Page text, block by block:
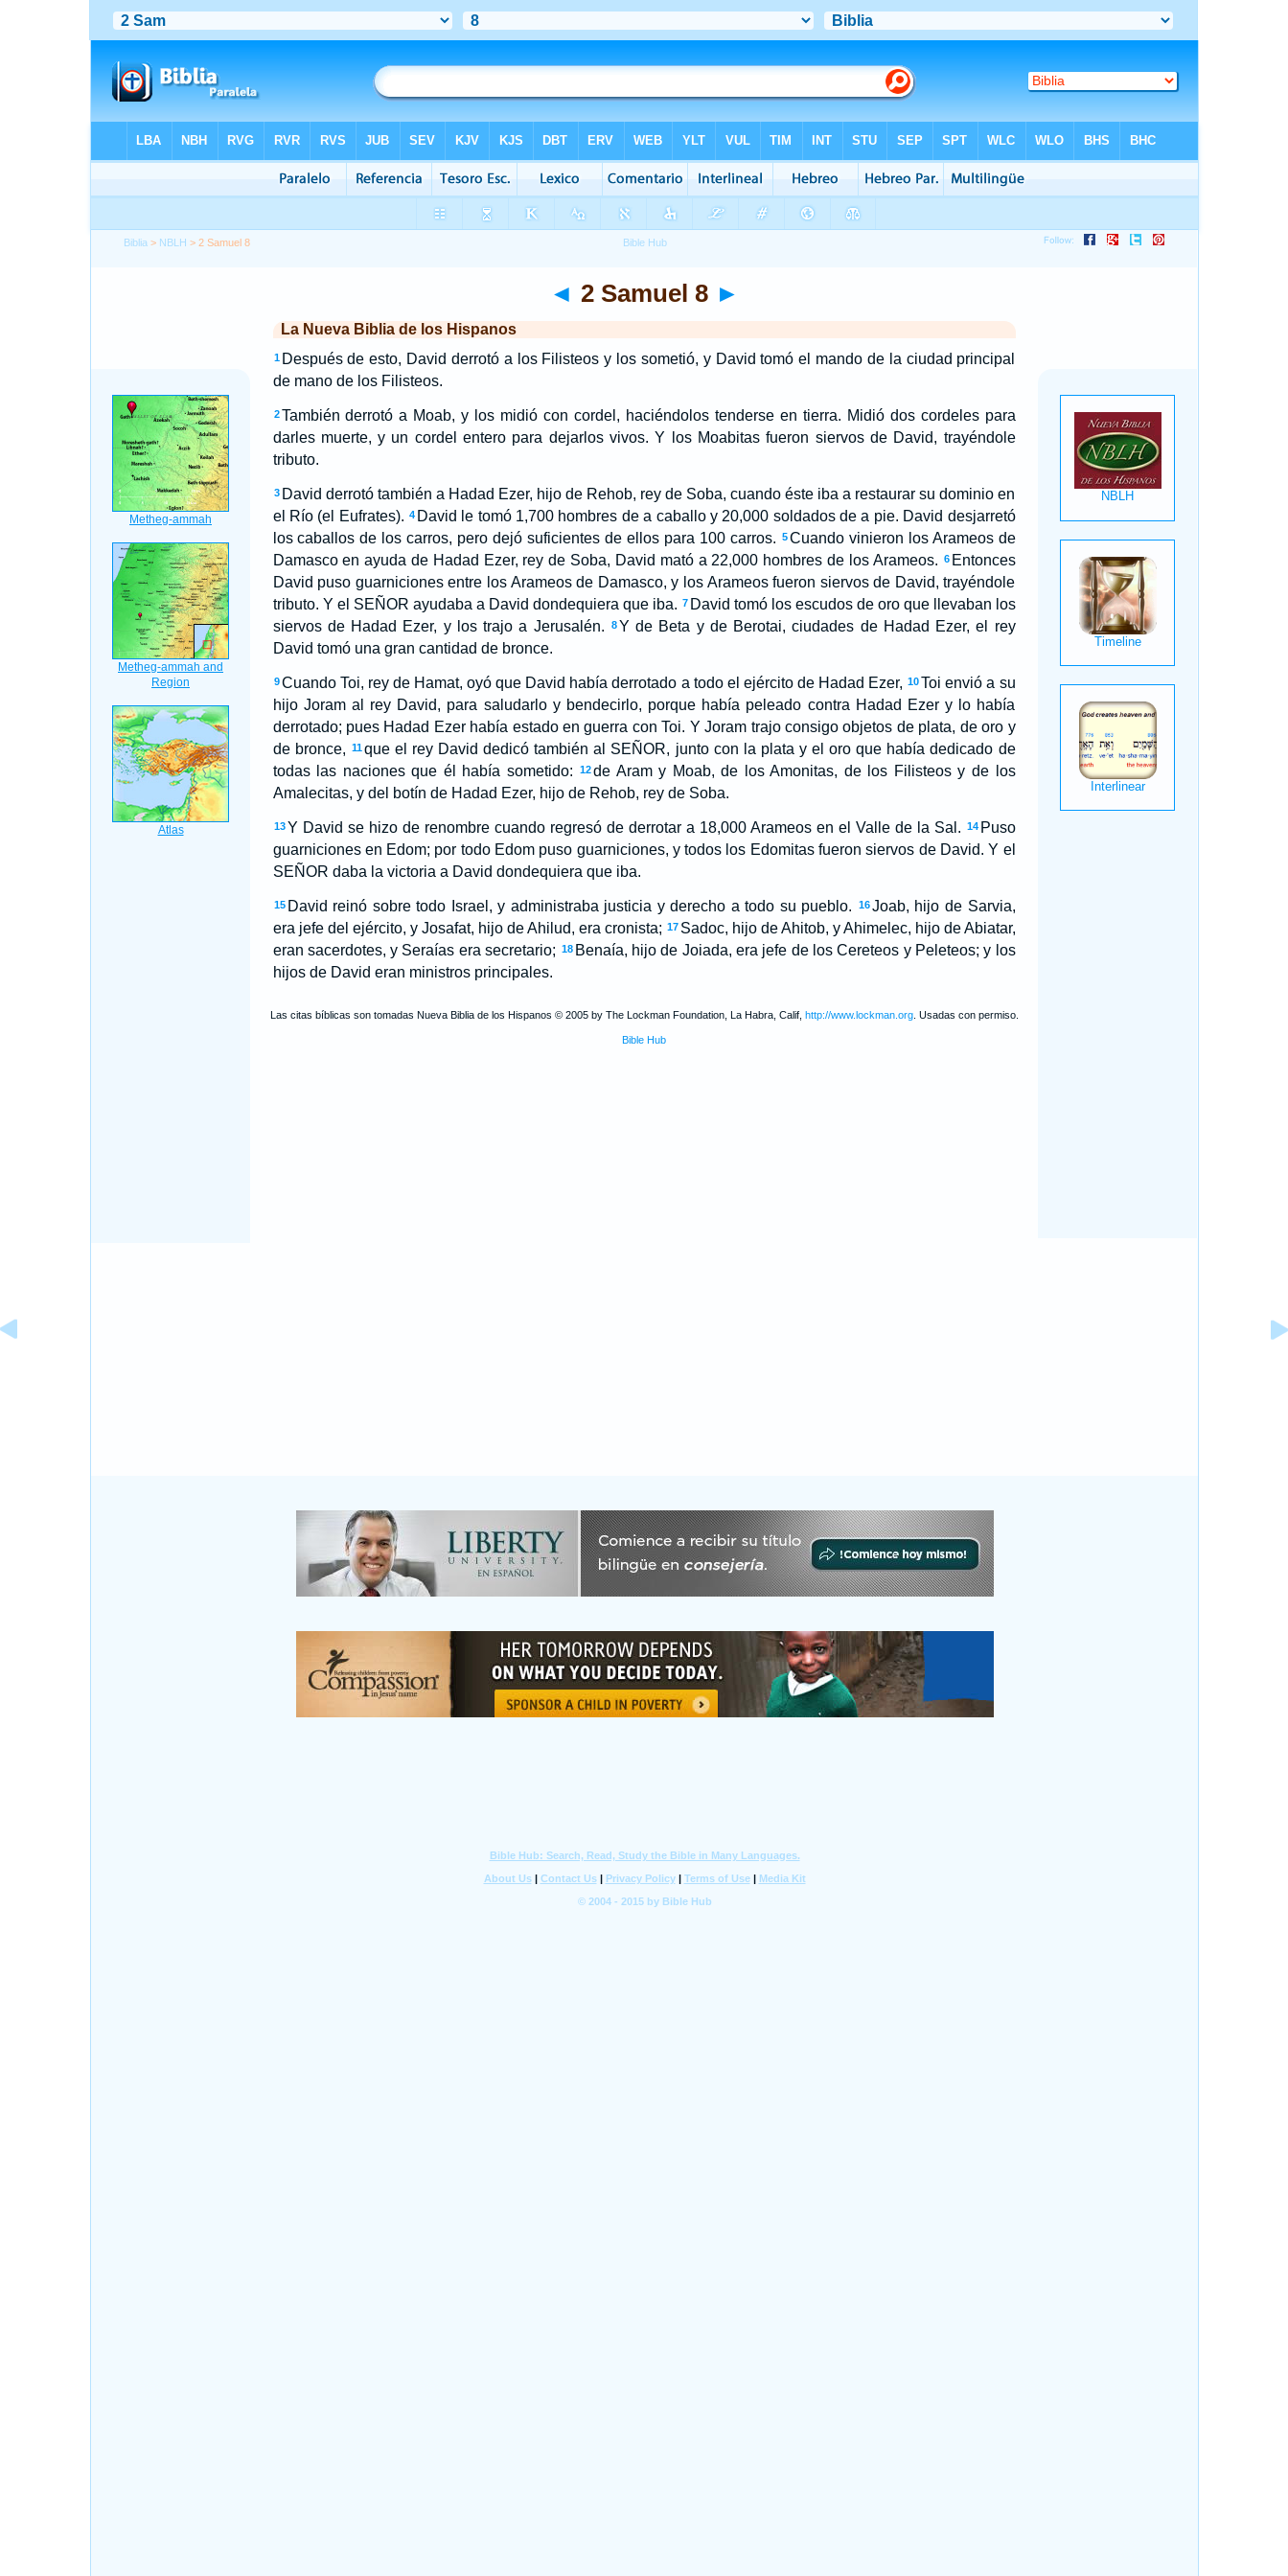
Biblia > NBLH > 2 Samuel 8
◄ 2 Samuel 8 ►
La Nueva Biblia de los Hispanos
1 Después de esto, David derrotó a los Filisteos y los sometió, y David tomó el mando de la ciudad principal
de mano de los Filisteos.
2 También derrotó a Moab, y los midió con cordel, haciéndolos tenderse en tierra. Midió dos cordeles para
darles muerte, y un cordel entero para dejarlos vivos. Y los Moabitas fueron siervos de David, trayéndole
tributo.
3 David derrotó también a Hadad Ezer, hijo de Rehob, rey de Soba, cuando éste iba a restaurar su dominio en
el Río (el Eufrates). 4 David le tomó 1,700 hombres de a caballo y 20,000 soldados de a pie. David desjarretó
los caballos de los carros, pero dejó suficientes de ellos para 100 carros. 5Cuando vinieron los Arameos de
Damasco en ayuda de Hadad Ezer, rey de Soba, David mató a 22,000 hombres de los Arameos. 6 Entonces
David puso guarniciones entre los Arameos de Damasco, y los Arameos fueron siervos de David, trayéndole
tributo. Y el SEÑOR ayudaba a David dondequiera que iba. 7 David tomó los escudos de oro que llevaban los
siervos de Hadad Ezer, y los trajo a Jerusalén.
8Y de Beta y de Berotai, ciudades de Hadad Ezer, el rey
David tomó una gran cantidad de bronce.
9 Cuando Toi, rey de Hamat, oyó que David había derrotado a todo el ejército de Hadad Ezer, 10Toi envió a su
hijo Joram al rey David, para saludarlo y bendecirlo, porque había peleado contra Hadad Ezer y lo había
derrotado; pues Hadad Ezer había estado en guerra con Toi. Y Joram trajo consigo objetos de plata, de oro y
de bronce, 11que el rey David dedicó también al SEÑOR, junto con la plata y el oro que había dedicado de
todas las naciones que él había sometido:
12de Aram y Moab, de los Amonitas, de los Filisteos y de los
Amalecitas, y del botín de Hadad Ezer, hijo de Rehob, rey de Soba.
13 Y David se hizo de renombre cuando regresó de derrotar a 18,000 Arameos en el Valle de la Sal. 14 Puso
guarniciones en Edom; por todo Edom puso guarniciones, y todos los Edomitas fueron siervos de David. Y el
SEÑOR daba la victoria a David dondequiera que iba.
15 David reinó sobre todo Israel, y administraba justicia y derecho a todo su pueblo. 16Joab, hijo de Sarvia,
era jefe del ejército, y Josafat, hijo de Ahilud, era cronista; 17 Sadoc, hijo de Ahitob, y Ahimelec, hijo de Abiatar,
eran sacerdotes, y Seraías era secretario; 18 Benaía, hijo de Joiada, era jefe de los Cereteos y Peleteos; y los
hijos de David eran ministros principales.
Las citas bíblicas son tomadas Nueva Biblia de los Hispanos © 2005 by The Lockman Foundation, La Habra, Calif, http://www.lockman.org. Usadas con permiso.
Bible Hub